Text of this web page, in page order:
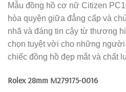
Mẫu đồng hồ cơ nữ Citizen
hòa quyện giữa đẳng cấp và
nhã và đáng tin cậy từ thương
chọn tuyệt vời cho những
chiếc đồng hồ đẹp mắt và chất
Rolex 28mm M279175-0016